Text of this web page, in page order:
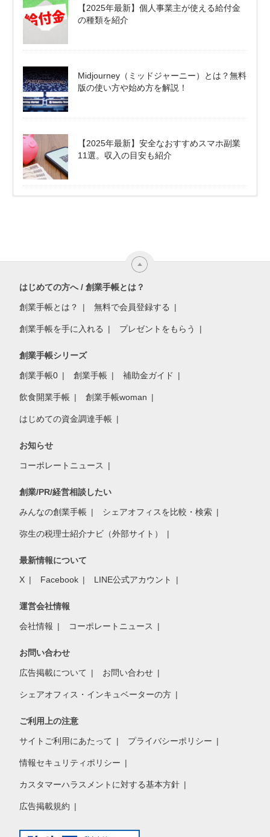
【2025年最新】個人事業主が使える給付金
の種類を紹介
Midjourney（ミッドジャーニー）とは？無料
版の使い方や始め方を解説！
【2025年最新】安全なおすすめスマホ副業
11選。収入の目安も紹介
はじめての方へ / 創業手帳とは？
創業手帳とは？ 無料で会員登録する
創業手帳を手に入れる プレゼントをもらう
創業手帳シリーズ
創業手帳0 創業手帳 補助金ガイド
飲食開業手帳 創業手帳woman
はじめての資金調達手帳
お知らせ
コーポレートニュース
創業/PR/経営相談したい
みんなの創業手帳 シェアオフィスを比較・検索
弥生の税理士紹介ナビ（外部サイト）
最新情報について
X Facebook LINE公式アカウント
運営会社情報
会社情報 コーポレートニュース
お問い合わせ
広告掲載について お問い合わせ
シェアオフィス・インキュベーターの方
ご利用上の注意
サイトご利用にあたって プライバシーポリシー
情報セキュリティポリシー
カスタマーハラスメントに対する基本方針
広告掲載規約